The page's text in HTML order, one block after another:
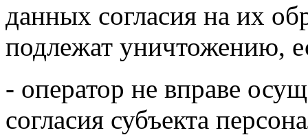
данных согласия на их
подлежат уничтожению,
- оператор не вправе
согласия субъекта